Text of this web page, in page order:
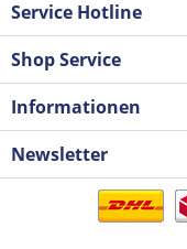
Service Hotline
Shop Service
Informationen
Newsletter